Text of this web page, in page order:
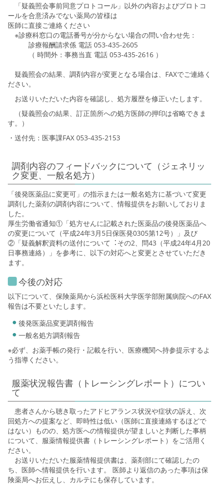
「疑義照会事前同意プロトコール」以外の内容およびプロトコ
ールを合意済みでない薬局の皆様は
医師に直接ご連絡ください
※診療科窓口の電話番号が分からない場合の問い合わせ先：
診療報酬請求係 電話 053-435-2605
（ 時間外：事務当直 電話 053-435-2616 ）
疑義照会の結果、調剤内容が変更となる場合は、FAXでご連絡く
ださい。
お送りいただいた内容を確認し、処方履歴を修正いたします。
（疑義照会の結果、訂正箇所への処方医師の押印は省略できま
す。）
・送付先：医事課FAX 053-435-2153
調剤内容のフィードバックについて（ジェネリッ
ク変更、一般名処方）
「後発医薬品に変更可」の指示または一般名処方に基づいて変更
調剤した薬剤の調剤内容について、情報提供をお願いしておりま
した。
厚⽣労働省通知①「処⽅せんに記載された医薬品の後発医薬品へ
の変更について（平成24年3月5日保医発0305第12号）」及び
②「疑義解釈資料の送付について︓その2、問43（平成24年4月20
日事務連絡）」を参考に、以下の対応へと変更とさせていただき
ます。
今後の対応
以下について、保険薬局から浜松医科大学医学部附属病院へのFAX
報告は不要といたします。
後発医薬品変更調剤報告
一般名処⽅調剤報告
※必ず、お薬⼿帳の発⾏・記載を⾏い、医療機関へ持参提⽰するよ
う指導ください。
服薬状況報告書（トレーシングレポート）につい
て
患者さんから聴き取ったアドヒアランス状況や症状の訴え、次
回処方への提案など、即時性は低い（医師に直接連絡するほどで
はない）ものの、処方医への情報提供が望ましいと判断した事柄
について、服薬情報提供書（トレーシングレポート）をご活用く
ださい。
お送りいただいた服薬情報提供書は、薬剤部にて確認したの
ち、医師へ情報提供を行います。 医師より返信のあった事項は保
険薬局へお伝えし、カルテにも保存しています。